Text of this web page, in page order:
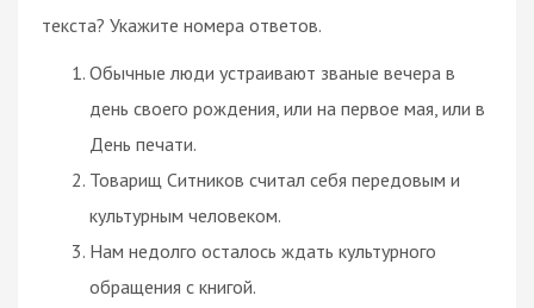
текста? Укажите номера ответов.
Обычные люди устраивают званые вечера в
день своего рождения, или на первое мая, или в
День печати.
Товарищ Ситников считал себя передовым и
культурным человеком.
Нам недолго осталось ждать культурного
обращения с книгой.